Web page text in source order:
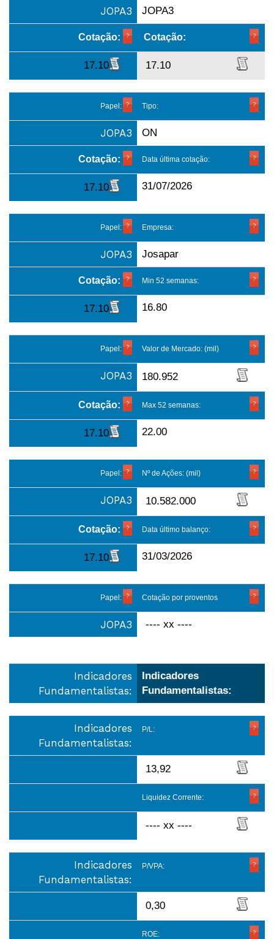
JOPA3 JOPA3
Cotação: Cotação:
17.10 17.10
Papel: Tipo:
JOPA3 ON
Cotação: Data última cotação:
17.10 31/07/2026
Papel: Empresa:
JOPA3 Josapar
Cotação: Min 52 semanas:
17.10 16.80
Papel: Valor de Mercado: (mil)
JOPA3 180.952
Cotação: Max 52 semanas:
17.10 22.00
Papel: Nº de Ações: (mil)
JOPA3 10.582.000
Cotação: Data último balanço:
17.10 31/03/2026
Papel: Cotação por proventos
JOPA3 ---- xx ----
Indicadores
Fundamentalistas:
Indicadores
Fundamentalistas:
Indicadores
Fundamentalistas:
P/L:
13,92
Liquidez Corrente:
---- xx ----
Indicadores
Fundamentalistas:
P/VPA:
0,30
ROE: